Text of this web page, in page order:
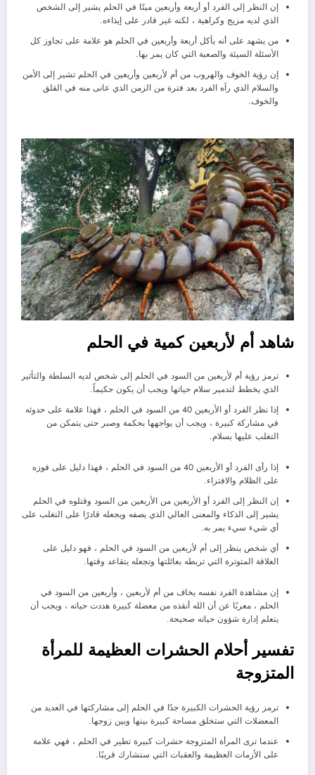
إن النظر إلى الفرد أو أربعة وأربعين ميتًا في الحلم يشير إلى الشخص
الذي لديه مزيج وكراهية ، لكنه غير قادر على إيذاءه.
من يشهد على أنه يأكل أربعة وأربعين في الحلم هو علامة على تجاوز كل
الأسئلة السيئة والصعبة التي كان يمر بها.
إن رؤية الخوف والهروب من أم لأربعين وأربعين في الحلم تشير إلى الأمن
والسلام الذي رآه الفرد بعد فترة من الزمن الذي عانى منه في القلق
والخوف.
شاهد أم لأربعين كمية في الحلم
ترمز رؤية أم لأربعين من السود في الحلم إلى شخص لديه السلطة والتأثير
الذي يخطط لتدمير سلام حياتها ويجب أن يكون حكيماً.
إذا نظر الفرد أو الأربعين 40 من السود في الحلم ، فهذا علامة على حدوثه
في مشاركة كبيرة ، ويجب أن يواجهها بحكمة وصبر حتى يتمكن من
التغلب عليها بسلام.
إذا رأى الفرد أو الأربعين 40 من السود في الحلم ، فهذا دليل على فوزه
على الظلام والافتراء.
إن النظر إلى الفرد أو الأربعين من الأربعين من السود وقتلوه في الحلم
يشير إلى الذكاء والمعنى العالي الذي يصفه ويجعله قادرًا على التغلب على
أي شيء سيء يمر به.
أي شخص ينظر إلى أم لأربعين من السود في الحلم ، فهو دليل على
العلاقة المتوترة التي تربطه بعائلتها وتجعله يتقاعد وقتها.
إن مشاهدة الفرد نفسه يخاف من أم لأربعين ، وأربعين من السود في
الحلم ، معربًا عن أن الله أنقذه من معضلة كبيرة هددت حياته ، ويجب أن
يتعلم إدارة شؤون حياته صحيحة.
تفسير أحلام الحشرات العظيمة للمرأة
المتزوجة
ترمز رؤية الحشرات الكبيرة جدًا في الحلم إلى مشاركتها في العديد من
المعضلات التي ستخلق مساحة كبيرة بينها وبين زوجها.
عندما ترى المرأة المتزوجة حشرات كبيرة تطير في الحلم ، فهي علامة
على الأزمات العظيمة والعقبات التي ستشارك قريبًا.